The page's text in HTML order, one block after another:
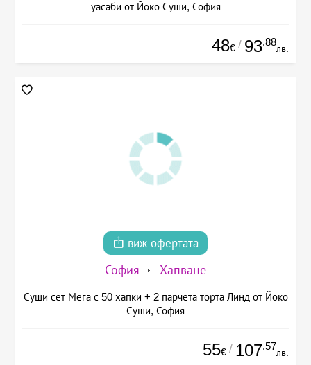
уасаби от Йоко Суши, София
48€ / 93.88
лв.
виж офертата
София Хапване
Суши сет Мега с 50 хапки + 2 парчета торта Линд от Йоко
Суши, София
55€ / 107.57
лв.